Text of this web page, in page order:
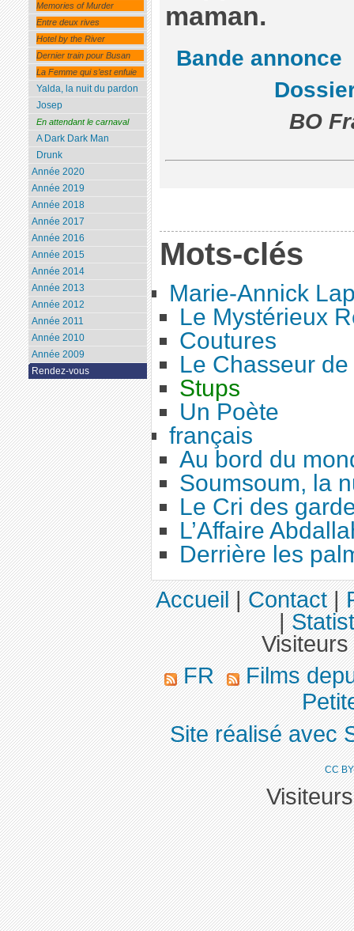
maman.
Bande annonce
BO
Mots-clés
Marie-Annick
Le Mystérieux
Coutures
Le Chasseur
Stups
Un Poète
français
Au bord du
Soumsoum, la
Le Cri des
L’Affaire
Derrière les
Memories of Murder
Entre deux rives
Hotel by the River
Dernier train pour Busan
La Femme qui s’est enfuie
Yalda, la nuit du pardon
Josep
En attendant le carnaval
A Dark Dark Man
Drunk
Année 2020
Année 2019
Année 2018
Année 2017
Année 2016
Année 2015
Année 2014
Année 2013
Année 2012
Année 2011
Année 2010
Année 2009
Rendez-vous
Accueil|Contact|
|
FR
Films
Site réalisé avec
CC